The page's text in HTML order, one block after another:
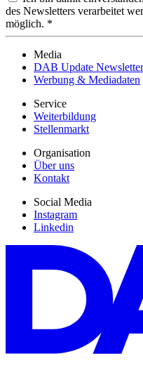
des Newsletters verarbeitet
möglich. *
Media
DAB Update Newsletter
Werbung & Mediadaten
Service
Weiterbildung
Stellenmarkt
Organisation
Über uns
Kontakt
Social Media
Instagram
Linkedin